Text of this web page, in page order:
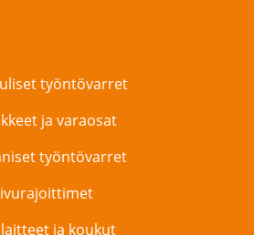
työntövarret
ja varaosat
työntövarret
ja koukut